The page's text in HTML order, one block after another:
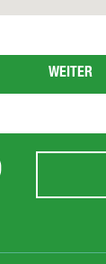
WEITER